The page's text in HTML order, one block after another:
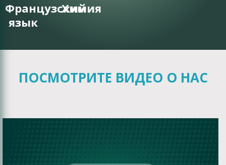
Французский
язык
Химия
ПОСМОТРИТЕ ВИДЕО О НАС